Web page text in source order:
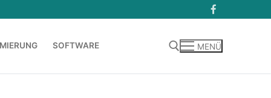
SOFTWARE MENÜ